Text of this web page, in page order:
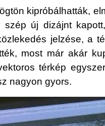
kipróbálhatták,
új dizájnt
jelzése, a
most már akár
térkép
nagyon gyors.